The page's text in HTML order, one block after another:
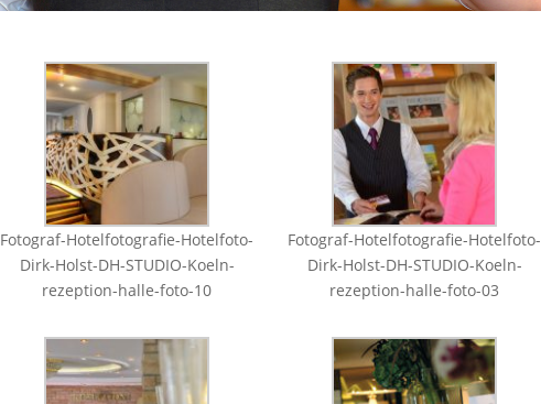
Fotograf-Hotelfotografie-Hotelfoto-
Dirk-Holst-DH-STUDIO-Koeln-
rezeption-halle-foto-10
Fotograf-Hotelfotografie-Hotelfoto-
Dirk-Holst-DH-STUDIO-Koeln-
rezeption-halle-foto-03